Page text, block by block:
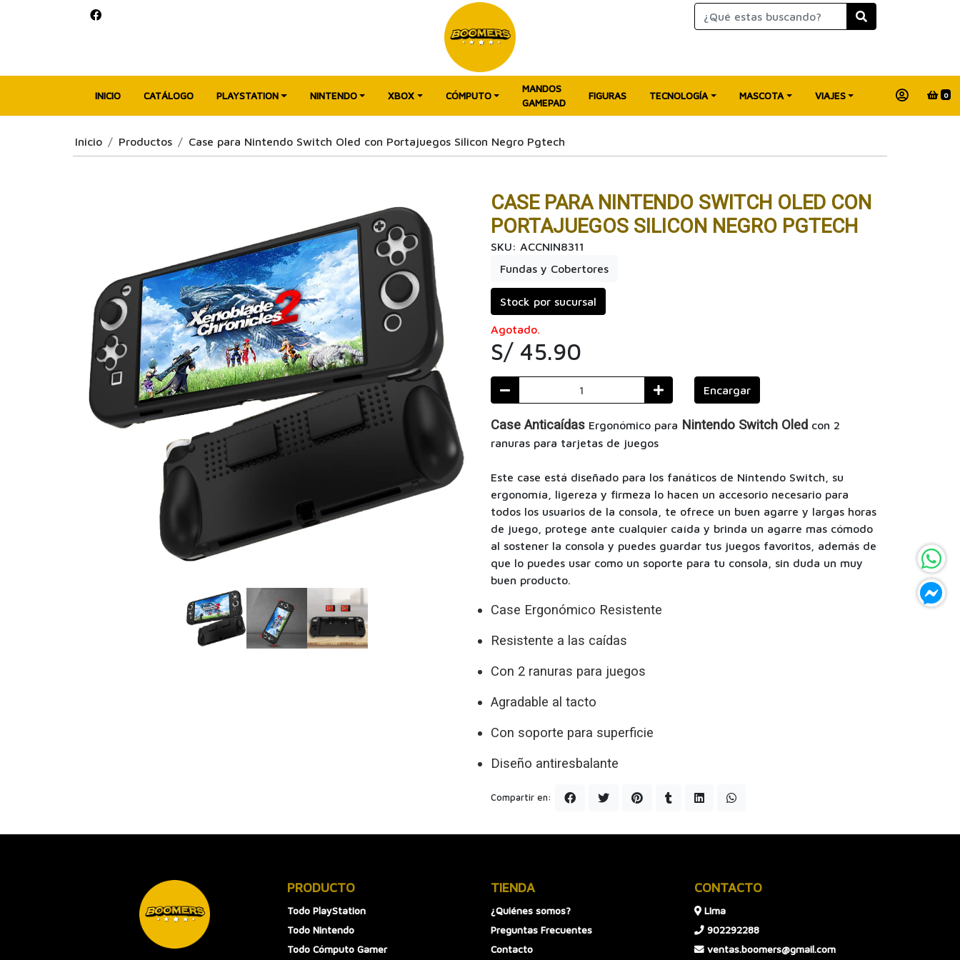
INICIO CATÁLOGO PLAYSTATION NINTENDO XBOX CÓMPUTO
MANDOS
GAMEPAD
FIGURAS TECNOLOGÍA MASCOTA VIAJES 0
Inicio Productos Case para Nintendo Switch Oled con Portajuegos Silicon Negro Pgtech
CASE PARA NINTENDO SWITCH OLED CON
PORTAJUEGOS SILICON NEGRO PGTECH
SKU: ACCNIN8311
Fundas y Cobertores
Stock por sucursal
Agotado.
S/ 45.90
Encargar
Case Anticaídas Ergonómico para Nintendo Switch Oled con 2
ranuras para tarjetas de juegos
Este case está diseñado para los fanáticos de Nintendo Switch, su
ergonomía, ligereza y firmeza lo hacen un accesorio necesario para
todos los usuarios de la consola, te ofrece un buen agarre y largas horas
de juego, protege ante cualquier caída y brinda un agarre mas cómodo
al sostener la consola y puedes guardar tus juegos favoritos, además de
que lo puedes usar como un soporte para tu consola, sin duda un muy
buen producto.
Case Ergonómico Resistente
Resistente a las caídas
Con 2 ranuras para juegos
Agradable al tacto
Con soporte para superficie
Diseño antiresbalante
Compartir en:
PRODUCTO
Todo PlayStation
Todo Nintendo
Todo Cómputo Gamer
TIENDA
¿Quiénes somos?
Preguntas Frecuentes
Contacto
CONTACTO
LIma
902292288
ventas.boomers@gmail.com